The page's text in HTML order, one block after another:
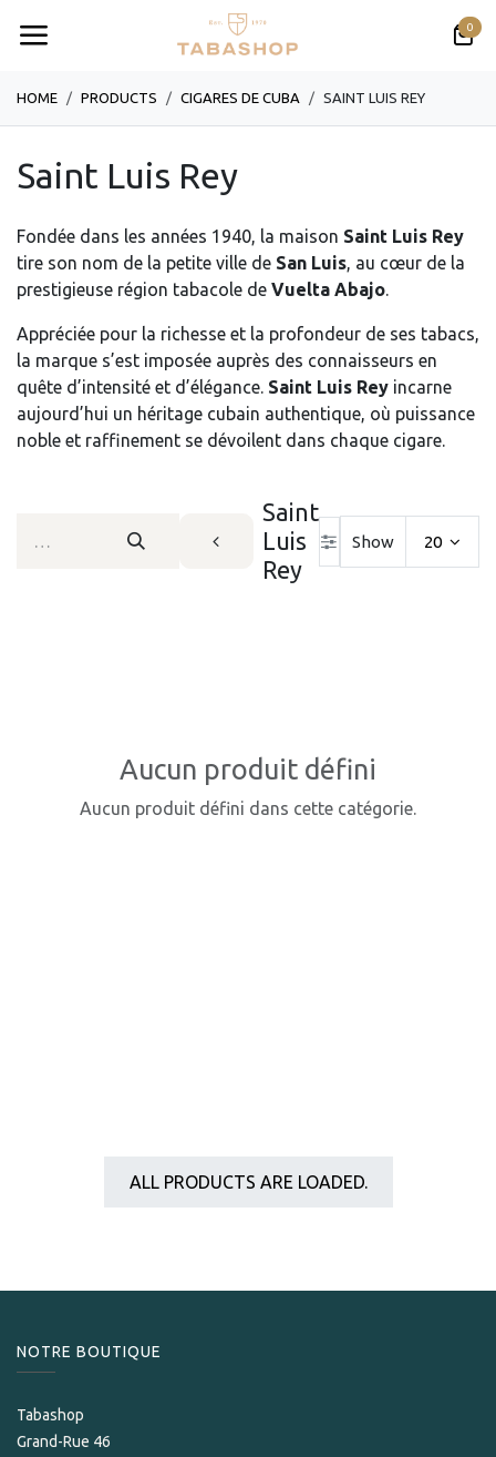
0
HOME PRODUCTS CIGARES DE CUBA SAINT LUIS REY
Saint Luis Rey
Fondée dans les années 1940, la maison Saint Luis Rey
tire son nom de la petite ville de San Luis, au cœur de la
prestigieuse région tabacole de Vuelta Abajo.
Appréciée pour la richesse et la profondeur de ses tabacs,
la marque s’est imposée auprès des connaisseurs en
quête d’intensité et d’élégance. Saint Luis Rey incarne
aujourd’hui un héritage cubain authentique, où puissance
noble et raffinement se dévoilent dans chaque cigare.
Saint
Luis
Rey
Show 20
Aucun produit défini
Aucun produit défini dans cette catégorie.
ALL PRODUCTS ARE LOADED.
NOTRE BOUTIQUE
Tabashop
Grand-Rue 46